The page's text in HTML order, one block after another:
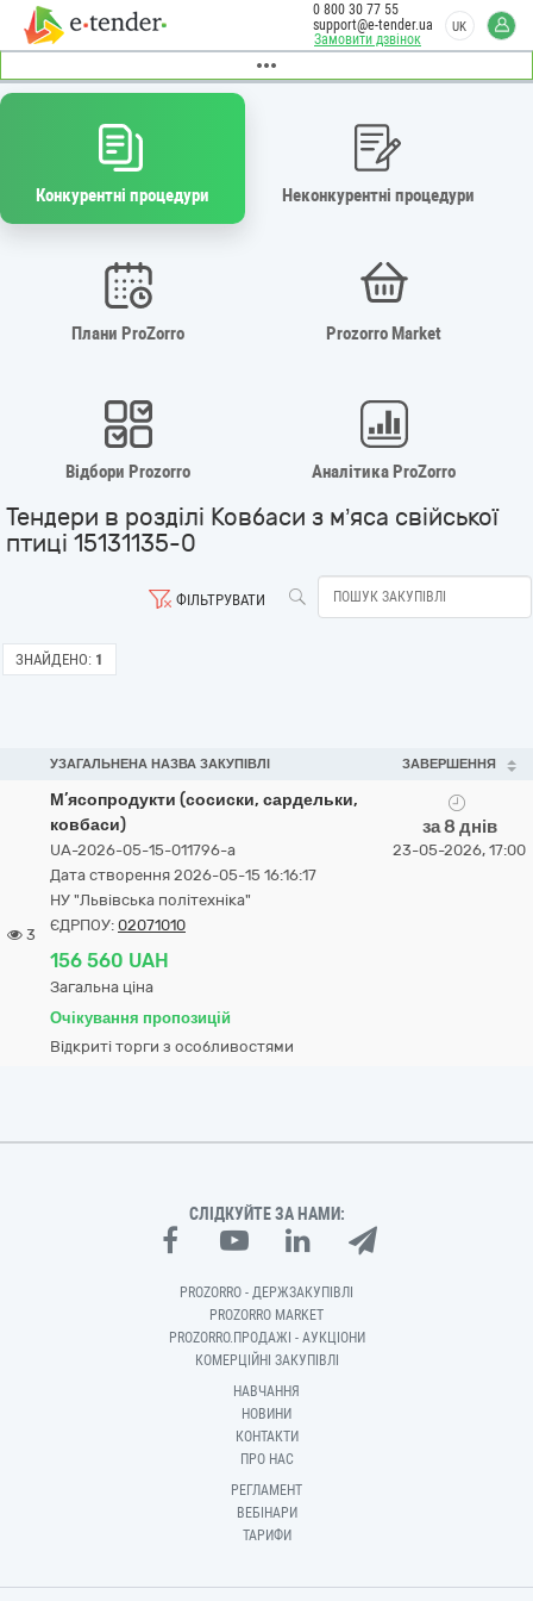
Замовити дзвінок
0 800 30 77 55
support@e-tender.ua
UK
Конкурентні процедури Неконкурентні процедури
Плани ProZorro Prozorro Market
Відбори Prozorro Аналітика ProZorro
Тендери в розділі Ковбаси з м’яса свійської
птиці 15131135-0
ФІЛЬТРУВАТИ
ЗНАЙДЕНО: 1
УЗАГАЛЬНЕНА НАЗВА ЗАКУПІВЛІ ЗАВЕРШЕННЯ
3
М’ясопродукти (сосиски, сардельки,
ковбаси)
UA-2026-05-15-011796-a
Дата створення 2026-05-15 16:16:17
НУ "Львівська політехніка"
ЄДРПОУ: 02071010
156 560 UAH
Загальна ціна
Очікування пропозицій
Відкриті торги з особливостями
за 8 днів
23-05-2026, 17:00
СЛІДКУЙТЕ ЗА НАМИ:
PROZORRO - ДЕРЖЗАКУПІВЛІ
PROZORRO MARKET
PROZORRO.ПРОДАЖІ - АУКЦІОНИ
КОМЕРЦІЙНІ ЗАКУПІВЛІ
НАВЧАННЯ
НОВИНИ
КОНТАКТИ
ПРО НАС
РЕГЛАМЕНТ
ВЕБІНАРИ
ТАРИФИ